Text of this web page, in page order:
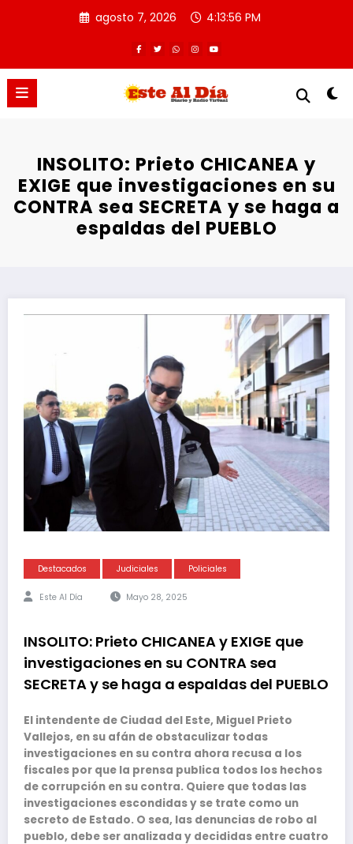
agosto 7, 2026 4:13:56 PM
INSOLITO: Prieto CHICANEA y
EXIGE que investigaciones en su
CONTRA sea SECRETA y se haga a
espaldas del PUEBLO
Destacados Judiciales Policiales
Este Al Día Mayo 28, 2025
INSOLITO: Prieto CHICANEA y EXIGE que
investigaciones en su CONTRA sea
SECRETA y se haga a espaldas del PUEBLO
El intendente de Ciudad del Este, Miguel Prieto
Vallejos, en su afán de obstaculizar todas
investigaciones en su contra ahora recusa a los
fiscales por que la prensa publica todos los hechos
de corrupción en su contra. Quiere que todas las
investigaciones escondidas y se trate como un
secreto de Estado. O sea, las denuncias de robo al
pueblo, debe ser analizada y decididas entre cuatro